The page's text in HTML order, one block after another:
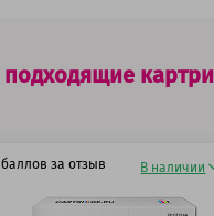
подходящие
баллов за отзыв В наличии